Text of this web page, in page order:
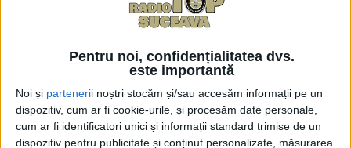
Pentru noi, confidențialitatea dvs.
este importantă
Noi și partenerii noștri stocăm și/sau accesăm informații pe un
dispozitiv, cum ar fi cookie-urile, și procesăm date personale,
cum ar fi identificatori unici și informații standard trimise de un
dispozitiv pentru publicitate și conținut personalizate, măsurarea
parcări supraetajate, creșe
și grădinițe